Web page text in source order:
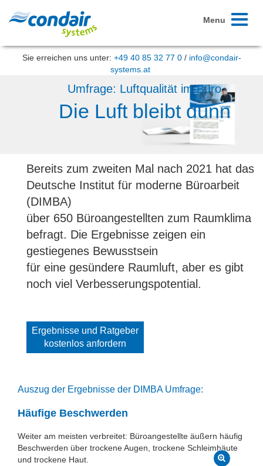
Toggle
Menu
Sie erreichen uns unter: +49 40 85 32 77 0/ info@condair-
systems.at
Umfrage: Luftqualität im Büro
Die Luft bleibt dünn
Bereits zum zweiten Mal nach 2021 hat das
Deutsche Institut für moderne Büroarbeit
(DIMBA)
über 650 Büroangestellten zum Raumklima
befragt. Die Ergebnisse zeigen ein
gestiegenes Bewusstsein
für eine gesündere Raumluft, aber es gibt
noch viel Verbesserungspotential.
Ergebnisse und Ratgeber
kostenlos anfordern
Auszug der Ergebnisse der DIMBA Umfrage:
Häufige Beschwerden
Weiter am meisten verbreitet: Büroangestellte äußern häufig
Beschwerden über trockene Augen, trockene Schleimhäute
und trockene Haut.